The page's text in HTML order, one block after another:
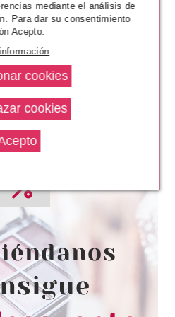
POWDER PUFF
ESPONJAS
desde
5.30€
mediante el análisis de
Para dar su consentimiento
Acepto.